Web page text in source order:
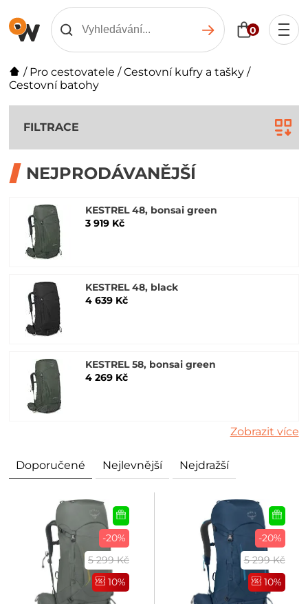
0
/ Pro cestovatele /Cestovní kufry a tašky /
Cestovní batohy
FILTRACE
NEJPRODÁVANĚJŠÍ
KESTREL 48, bonsai green
3 919 Kč
KESTREL 48, black
4 639 Kč
KESTREL 58, bonsai green
4 269 Kč
Zobrazit více
Doporučené Nejlevnější Nejdražší
-20%
5 299 Kč
10%
-20%
5 299 Kč
10%